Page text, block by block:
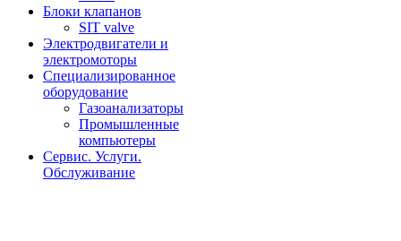
Блоки клапанов
SIT valve
Электродвигатели и
электромоторы
Специализированное
оборудование
Газоанализаторы
Промышленные
компьютеры
Сервис. Услуги.
Обслуживание